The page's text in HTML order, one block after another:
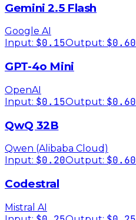
Gemini 2.5 Flash
Google AI
Input: $0.15Output: $0.60
GPT-4o Mini
OpenAI
Input: $0.15Output: $0.60
QwQ 32B
Qwen (Alibaba Cloud)
Input: $0.20Output: $0.60
Codestral
Mistral AI